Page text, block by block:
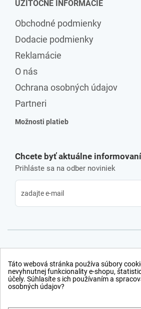
UŽITOČNÉ INFORMÁCIE
Obchodné podmienky
Dodacie podmienky
Reklamácie
O nás
Ochrana osobných údajov
Partneri
Možnosti platieb
Chcete byť aktuálne
Prihláste sa na odber noviniek
Táto webová stránka používa súbory
nevyhnutnej funkcionality e-shopu,
účely. Súhlasíte s ich používaním a
osobných údajov?